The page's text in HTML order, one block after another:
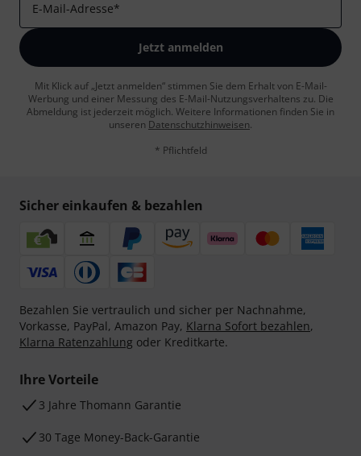
E-Mail-Adresse*
Jetzt anmelden
Mit Klick auf „Jetzt anmelden“ stimmen Sie dem Erhalt von E-Mail-
Werbung und einer Messung des E-Mail-Nutzungsverhaltens zu. Die
Abmeldung ist jederzeit möglich. Weitere Informationen finden Sie in
unseren Datenschutzhinweisen.
* Pflichtfeld
Sicher einkaufen & bezahlen
Bezahlen Sie vertraulich und sicher per Nachnahme,
Vorkasse, PayPal, Amazon Pay, Klarna Sofort bezahlen,
Klarna Ratenzahlung oder Kreditkarte.
Ihre Vorteile
3 Jahre Thomann Garantie
30 Tage Money-Back-Garantie